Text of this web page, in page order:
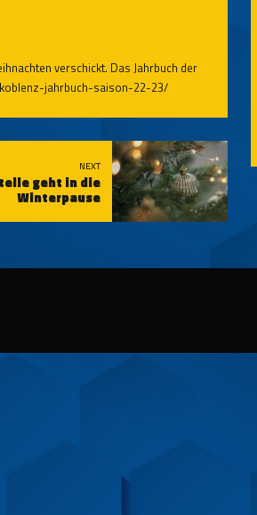
verschickt. Das Jahrbuch der
jahrbuch-saison-22-23/
NEXT
geht in die
Winterpause